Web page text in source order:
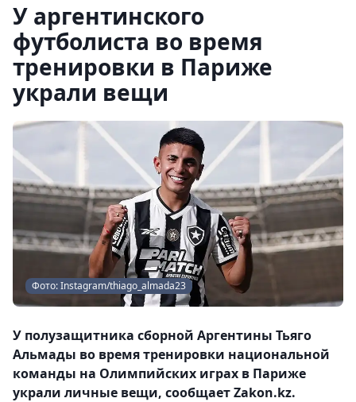
У аргентинского
футболиста во время
тренировки в Париже
украли вещи
Фото: Instagram/thiago_almada23
У полузащитника сборной Аргентины Тьяго
Альмады во время тренировки национальной
команды на Олимпийских играх в Париже
украли личные вещи, сообщает Zakon.kz.